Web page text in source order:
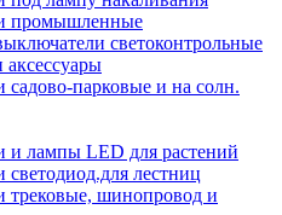
промышленные
светоконтрольные
садово-парковые и на солн.
и лампы LED для растений
светодиод.для лестниц
трековые, шинопровод и